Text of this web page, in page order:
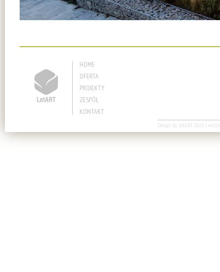
HOME
OFERTA
PROJEKTY
ZESPÓŁ
KONTAKT
Design by LetART 2026 |